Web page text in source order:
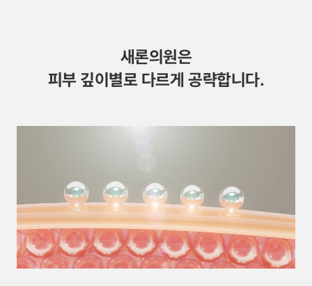
새론의원은
피부 깊이별로 다르게 공략합니다.